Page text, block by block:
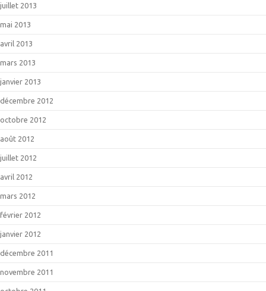
juillet 2013
mai 2013
avril 2013
mars 2013
janvier 2013
décembre 2012
octobre 2012
août 2012
juillet 2012
avril 2012
mars 2012
février 2012
janvier 2012
décembre 2011
novembre 2011